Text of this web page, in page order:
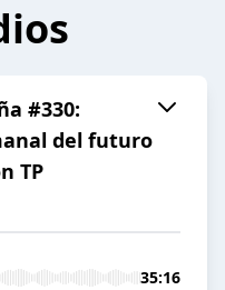
#330:
del futuro
TP
35:16